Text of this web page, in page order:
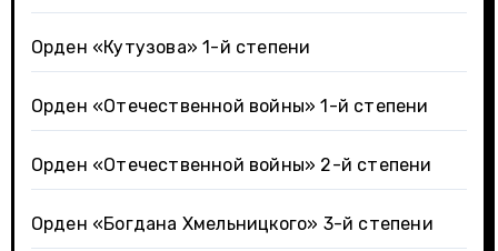
Орден «Кутузова» 1-й степени
Орден «Отечественной войны» 1-й степени
Орден «Отечественной войны» 2-й степени
Орден «Богдана Хмельницкого» 3-й степени